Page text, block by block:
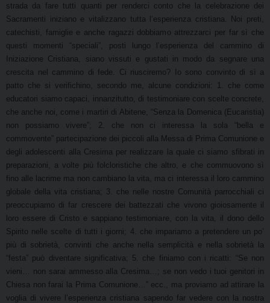
strada da fare tutti quanti per renderci conto che la celebrazione dei
Sacramenti iniziano e vitalizzano tutta l’esperienza cristiana. Noi preti,
catechisti, famiglie e anche ragazzi dobbiamo attrezzarci per far sì che
questi momenti “speciali”, posti lungo l’esperienza del cammino di
Iniziazione Cristiana, siano vissuti e gustati in modo da segnare una
crescita nel cammino di fede. Ci riusciremo? Io sono convinto di sì a
patto che si verifichino, secondo me, alcune condizioni: 1. che come
educatori siamo capaci, innanzitutto, di testimoniare con scelte concrete,
che anche noi, come i martiri di Abitene, “Senza la Domenica (Eucaristia)
non possiamo vivere”; 2. che non ci interessa la sola “bella e
commovente” partecipazione dei piccoli alla Messa di Prima Comunione e
degli adolescenti alla Cresima per realizzare la quale ci siamo sfibrati in
preparazioni, a volte più folcloristiche che altro, e che commuovono sì
fino alle lacrime ma non cambiano la vita, ma ci interessa il loro cammino
globale della vita cristiana; 3. che nelle nostre Comunità parrocchiali ci
preoccupiamo di far crescere dei battezzati che vivono gioiosamente il
loro essere di Cristo e sappiano testimoniare, con la vita, il dono dello
Spirito nelle scelte di tutti i giorni; 4. che impariamo a pretendere un po’
più di sobrietà, convinti che anche nella semplicità e nella sobrietà la
“festa” può diventare significativa; 5. che finiamo con i ricatti: “Se non
vieni… non sarai ammesso alla Cresima…; se non vedo i tuoi genitori in
Chiesa non farai la Prima Comunione…” ecc., ma proviamo ad attirare la
voglia di vivere l’esperienza cristiana sapendo far vedere con la nostra